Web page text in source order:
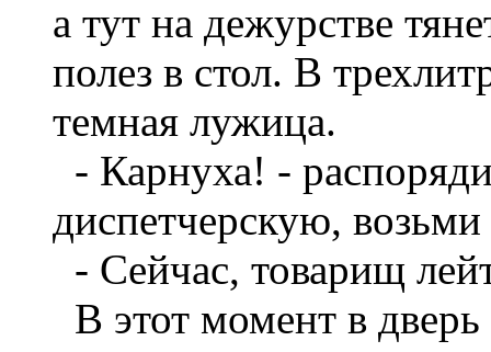
а тут на дежурстве
полез в стол. В
темная лужица.
- Карнуха! -
диспетчерскую,
- Сейчас, товарищ
В этот момент в